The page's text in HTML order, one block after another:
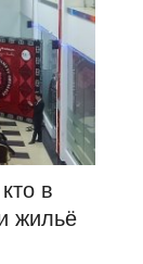
в
жильё